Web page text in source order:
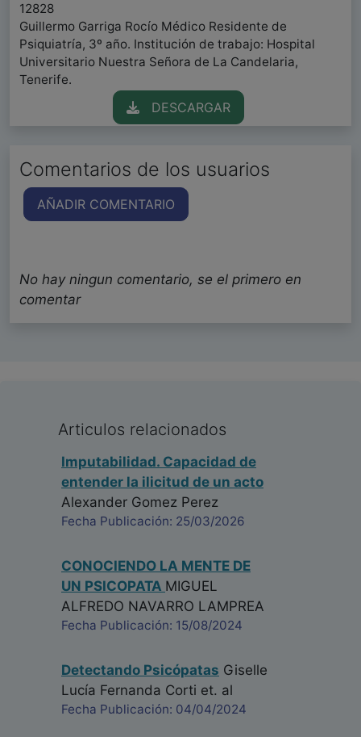
12828
Guillermo Garriga Rocío Médico Residente de
Psiquiatría, 3º año. Institución de trabajo: Hospital
Universitario Nuestra Señora de La Candelaria,
Tenerife.
DESCARGAR
Comentarios de los usuarios
AÑADIR COMENTARIO
No hay ningun comentario, se el primero en
comentar
Articulos relacionados
Imputabilidad. Capacidad de
entender la ilicitud de un acto
Alexander Gomez Perez
Fecha Publicación: 25/03/2026
CONOCIENDO LA MENTE DE
UN PSICOPATA MIGUEL
ALFREDO NAVARRO LAMPREA
Fecha Publicación: 15/08/2024
Detectando Psicópatas Giselle
Lucía Fernanda Corti et. al
Fecha Publicación: 04/04/2024